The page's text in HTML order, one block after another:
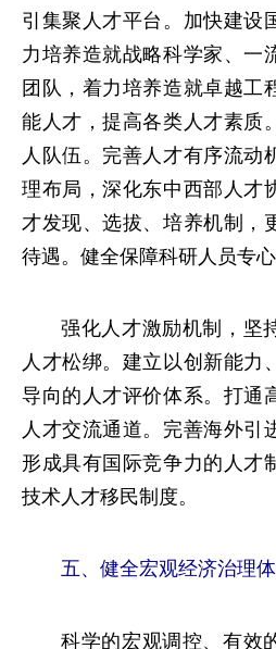
引集聚人才平台。加快建设
力培养造就战略科学家、一
团队，着力培养造就卓越工
能人才，提高各类人才素质
人队伍。完善人才有序流动
理布局，深化东中西部人才
才发现、选拔、培养机制，
待遇。健全保障科研人员专心
强化人才激励机制，坚
人才松绑。建立以创新能力
导向的人才评价体系。打通
人才交流通道。完善海外引
形成具有国际竞争力的人才
技术人才移民制度。
五、健全宏观经济治理
科学的宏观调控、有效